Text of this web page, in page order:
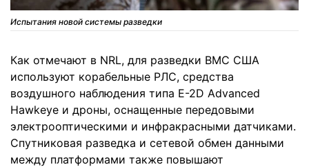
Испытания новой системы разведки
Как отмечают в NRL, для разведки ВМС США
используют корабельные РЛС, средства
воздушного наблюдения типа E-2D Advanced
Hawkeye и дроны, оснащенные передовыми
электрооптическими и инфракрасными датчиками.
Спутниковая разведка и сетевой обмен данными
между платформами также повышают